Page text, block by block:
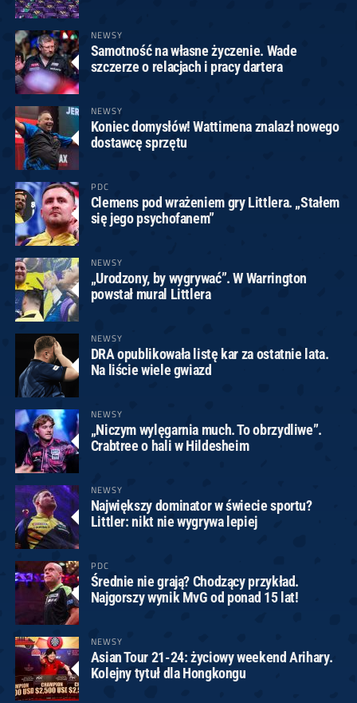
NEWSY
Samotność na własne życzenie. Wade
szczerze o relacjach i pracy dartera
NEWSY
Koniec domysłów! Wattimena znalazł nowego
dostawcę sprzętu
PDC
Clemens pod wrażeniem gry Littlera. „Stałem
się jego psychofanem”
NEWSY
„Urodzony, by wygrywać”. W Warrington
powstał mural Littlera
NEWSY
DRA opublikowała listę kar za ostatnie lata.
Na liście wiele gwiazd
NEWSY
„Niczym wylęgarnia much. To obrzydliwe”.
Crabtree o hali w Hildesheim
NEWSY
Największy dominator w świecie sportu?
Littler: nikt nie wygrywa lepiej
PDC
Średnie nie grają? Chodzący przykład.
Najgorszy wynik MvG od ponad 15 lat!
NEWSY
Asian Tour 21-24: życiowy weekend Arihary.
Kolejny tytuł dla Hongkongu